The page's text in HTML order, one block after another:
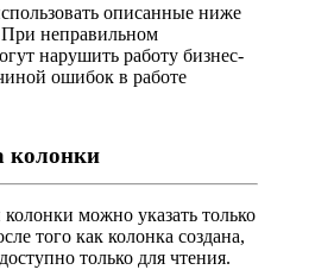
описанные ниже
неправильном
нарушить работу бизнес-
ошибок в работе
колонки
можно указать только
того как колонка создана,
доступно только для чтения.